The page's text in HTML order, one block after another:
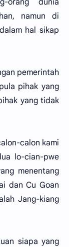
namun di
hal sikap
pemerintah
pihak yang
yang tidak
calon kami
lo-cian-pwe
menentang
dan Cu Goan
Jang-kiang
siapa yang